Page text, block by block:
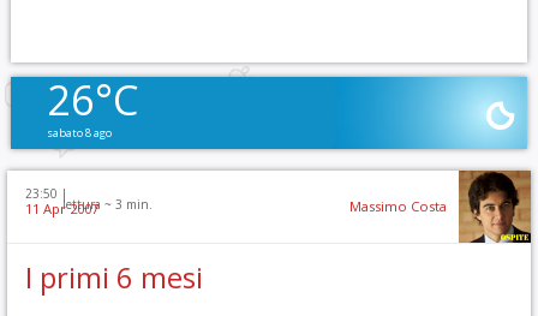
26°C
sabato 8 ago
23:50 |
lettura ~ 3 min.
11 Apr 2007 Massimo Costa
I primi 6 mesi